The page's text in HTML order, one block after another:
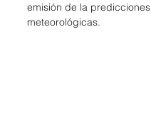
emisión de la predicciones
meteorológicas.